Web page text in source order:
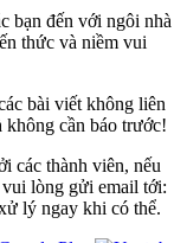
bạn đến với ngôi nhà
thức và niềm vui
bài viết không liên
không cần báo trước!
các thành viên, nếu
lòng gửi email tới:
lý ngay khi có thể.